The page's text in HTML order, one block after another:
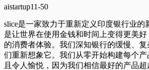
aistartup11-50
slice是一家致力于重新定义印度银行业的
是让世界在使用金钱和时间上变得更美
的消费者体验。我们深知银行的缓慢、
们重新想象它。我们从零开始构建每个
且令人愉悦，因为我们相信最好的产品超